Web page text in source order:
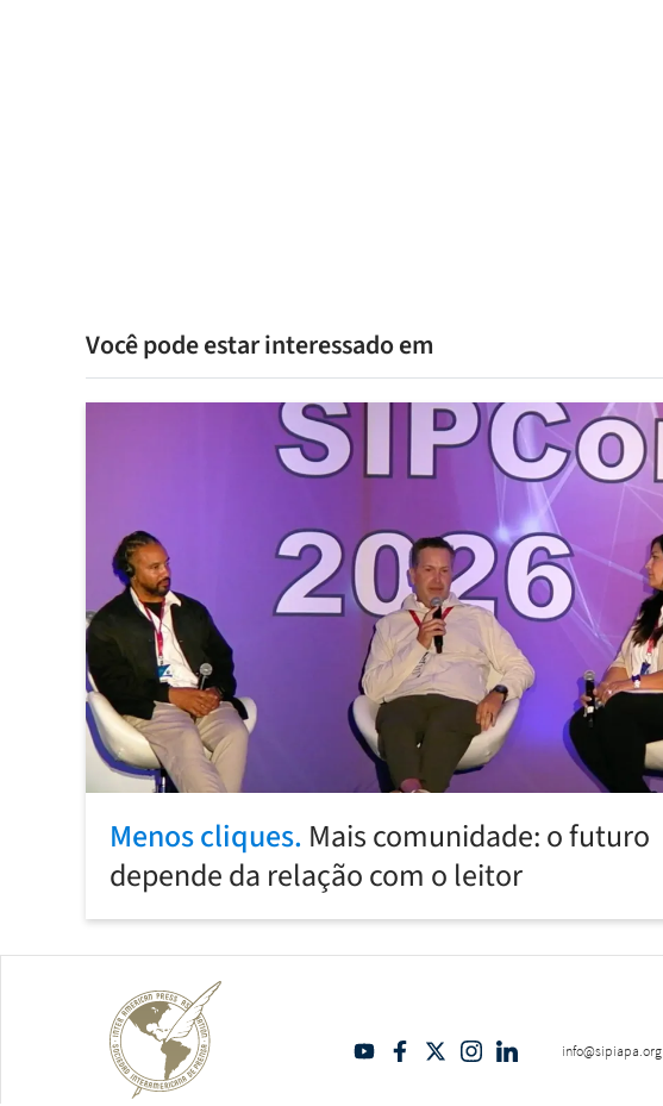
Você pode estar interessado em
Menos cliques. Mais comunidade: o futuro
depende da relação com o leitor
info@sipiapa.org